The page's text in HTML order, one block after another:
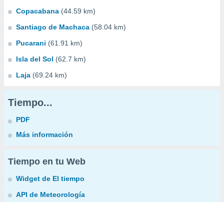
Copacabana (44.59 km)
Santiago de Machaca (58.04 km)
Pucarani (61.91 km)
Isla del Sol (62.7 km)
Laja (69.24 km)
Tiempo...
PDF
Más información
Tiempo en tu Web
Widget de El tiempo
API de Meteorología